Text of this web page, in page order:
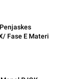
Fase E Materi